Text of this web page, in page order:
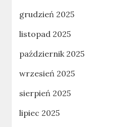
grudzień 2025
listopad 2025
październik 2025
wrzesień 2025
sierpień 2025
lipiec 2025